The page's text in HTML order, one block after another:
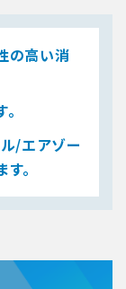
の高い消
/エアゾー
。